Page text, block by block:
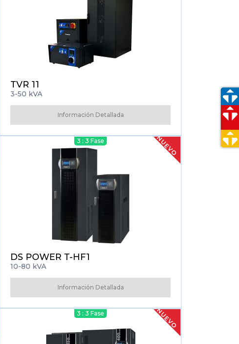
TVR 11
3-50 kVA
Información Detallada
NUEVO
3 : 3 Fase
DS POWER T-HF1
10-80 kVA
Información Detallada
NUEVO
3 : 3 Fase